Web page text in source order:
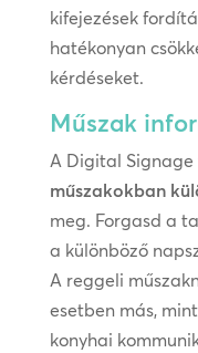
kifejezések
hatékonyan
kérdéseket.
Műszak
A Digital
műszakokban
meg. Forgasd a
a különböző
A reggeli
esetben más,
konyhai